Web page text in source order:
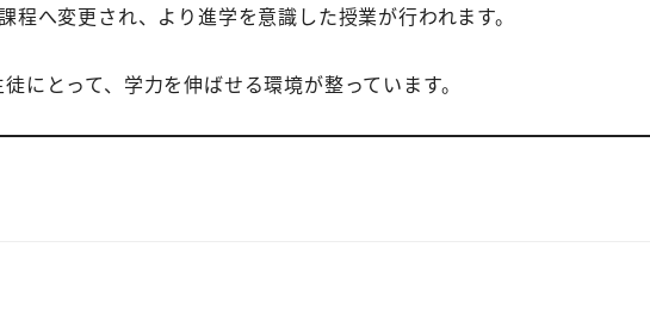
へ変更され、より進学を意識した授業が行われます。
にとって、学力を伸ばせる環境が整っています。